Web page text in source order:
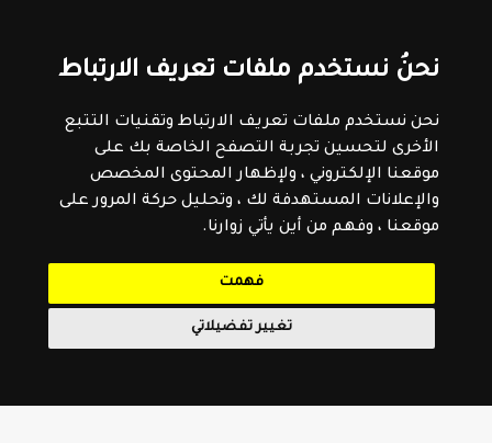
نحنُ نستخدم ملفات تعريف الارتباط
نحن نستخدم ملفات تعريف الارتباط وتقنيات التتبع
الأخرى لتحسين تجربة التصفح الخاصة بك على
موقعنا الإلكتروني ، ولإظهار المحتوى المخصص
والإعلانات المستهدفة لك ، وتحليل حركة المرور على
موقعنا ، وفهم من أين يأتي زوارنا.
فهمت
تغيير تفضيلاتي